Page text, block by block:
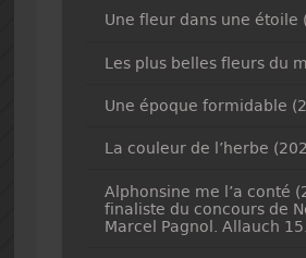
Une fleur dans une étoile
Les plus belles fleurs du
Une époque formidable
La couleur de l’herbe
Alphonsine me l’a conté
finaliste du concours de
Marcel Pagnol. Allauch